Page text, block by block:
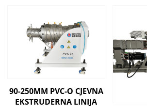
90-250MM PVC-O CJEVNA
EKSTRUDERNA LINIJA